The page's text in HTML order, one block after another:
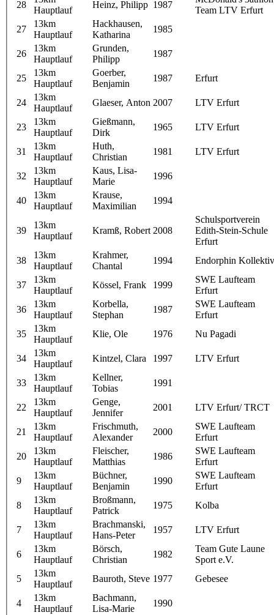
28
Hauptlauf
Heinz, Philipp 1987
Team LTV Erfurt
27
13km
Hauptlauf
Hackhausen,
Katharina
1985
26
13km
Hauptlauf
Grunden,
Philipp
1987
25
13km
Hauptlauf
Goerber,
Benjamin
1987 Erfurt
24
13km
Hauptlauf
Glaeser, Anton 2007 LTV Erfurt
23
13km
Hauptlauf
Gießmann,
Dirk
1965 LTV Erfurt
31
13km
Hauptlauf
Huth,
Christian
1981 LTV Erfurt
32
13km
Hauptlauf
Kaus, Lisa-
Marie
1996
40
13km
Hauptlauf
Krause,
Maximilian
1994
39
13km
Hauptlauf
Kramß, Robert 2008
Schulsportverein
Edith-Stein-Schule
Erfurt
38
13km
Hauptlauf
Krahmer,
Chantal
1994 Endorphin Kollektiv
37
13km
Hauptlauf
Kössel, Frank 1999
SWE Laufteam
Erfurt
36
13km
Hauptlauf
Korbella,
Stephan
1987
SWE Laufteam
Erfurt
35
13km
Hauptlauf
Klie, Ole 1976 Nu Pagadi
34
13km
Hauptlauf
Kintzel, Clara 1997 LTV Erfurt
33
13km
Hauptlauf
Kellner,
Tobias
1991
22
13km
Hauptlauf
Genge,
Jennifer
2001 LTV Erfurt/ TRCT
21
13km
Hauptlauf
Frischmuth,
Alexander
2000
SWE Laufteam
Erfurt
20
13km
Hauptlauf
Fleischer,
Matthias
1986
SWE Laufteam
Erfurt
9
13km
Hauptlauf
Büchner,
Benjamin
1990
SWE Laufteam
Erfurt
8
13km
Hauptlauf
Broßmann,
Patrick
1975 Kolba
7
13km
Hauptlauf
Brachmanski,
Hans-Peter
1957 LTV Erfurt
6
13km
Hauptlauf
Börsch,
Christian
1982
Team Gute Laune
Sport e.V.
5
13km
Hauptlauf
Bauroth, Steve 1977 Gebesee
4
13km
Hauptlauf
Bachmann,
Lisa-Marie
1990